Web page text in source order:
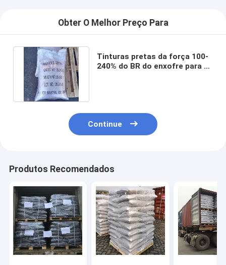
Obter O Melhor Preço Para
Tinturas pretas da força 100-
240% do BR do enxofre para o
Continue
Produtos Recomendados